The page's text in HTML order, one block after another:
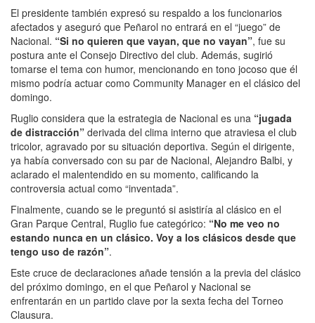
El presidente también expresó su respaldo a los funcionarios
afectados y aseguró que Peñarol no entrará en el “juego” de
Nacional. “Si no quieren que vayan, que no vayan”, fue su
postura ante el Consejo Directivo del club. Además, sugirió
tomarse el tema con humor, mencionando en tono jocoso que él
mismo podría actuar como Community Manager en el clásico del
domingo.
Ruglio considera que la estrategia de Nacional es una “jugada
de distracción” derivada del clima interno que atraviesa el club
tricolor, agravado por su situación deportiva. Según el dirigente,
ya había conversado con su par de Nacional, Alejandro Balbi, y
aclarado el malentendido en su momento, calificando la
controversia actual como “inventada”.
Finalmente, cuando se le preguntó si asistiría al clásico en el
Gran Parque Central, Ruglio fue categórico: “No me veo no
estando nunca en un clásico. Voy a los clásicos desde que
tengo uso de razón”.
Este cruce de declaraciones añade tensión a la previa del clásico
del próximo domingo, en el que Peñarol y Nacional se
enfrentarán en un partido clave por la sexta fecha del Torneo
Clausura.